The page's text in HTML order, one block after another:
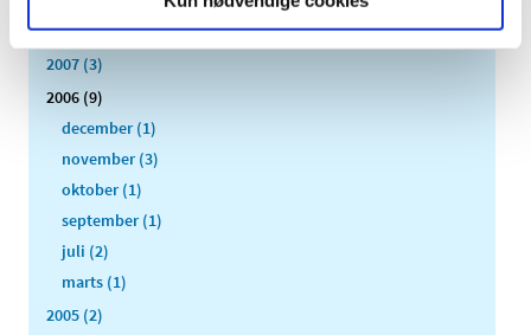
2008 (8)
2007 (3)
2006 (9)
december (1)
november (3)
oktober (1)
september (1)
juli (2)
marts (1)
2005 (2)